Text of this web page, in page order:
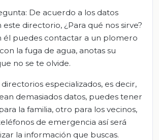
De acuerdo a los datos
directorio, ¿Para qué nos sirve?
él puedes contactar a un plomero
la fuga de agua, anotas su
no se te olvide.
especializados, es decir,
demasiados datos, puedes tener
la familia, otro para los vecinos,
de emergencia así será
la información que buscas.